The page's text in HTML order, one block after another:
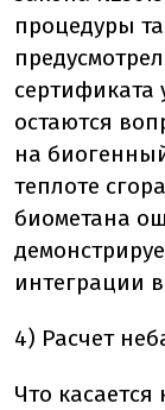
процедуры
сертификата
остаются
на
теплоте
биометана
интеграции
4) Расчет
Что